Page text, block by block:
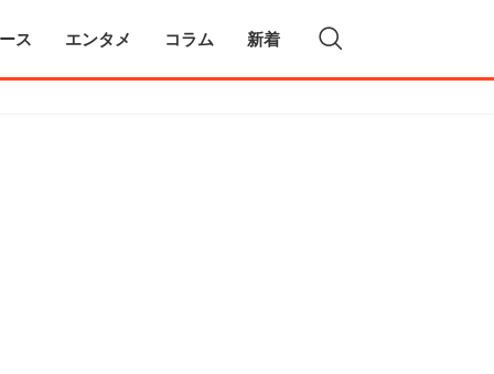
ス エンタメ コラム 新着